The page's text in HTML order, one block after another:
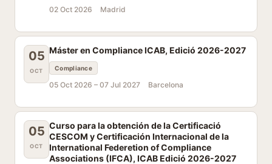
02 Oct 2026 Madrid
05
OCT
Máster en Compliance ICAB, Edició 2026-2027
Compliance
05 Oct 2026 – 07 Jul 2027 Barcelona
05
OCT
Curso para la obtención de la Certificació
CESCOM y Certificación Internacional de la
International Federetion of Compliance
Associations (IFCA), ICAB Edició 2026-2027